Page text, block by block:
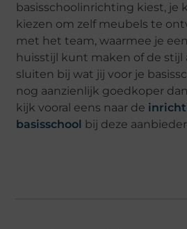
basisschoolinrichting kiest, je
kiezen om zelf meubels te
met het team, waarmee je
huisstijl kunt maken of de stijl
sluiten bij wat jij voor je
nog aanzienlijk goedkoper
kijk vooral eens naar de
basisschool bij deze